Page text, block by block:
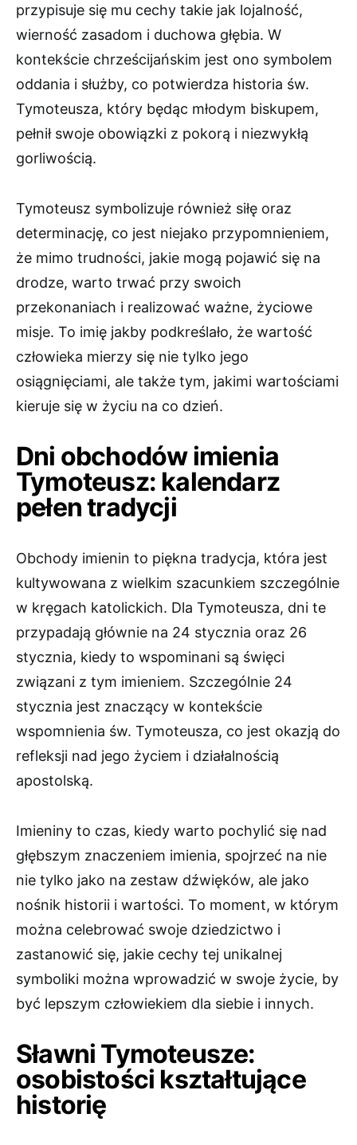
przypisuje się mu cechy takie jak lojalność,
wierność zasadom i duchowa głębia. W
kontekście chrześcijańskim jest ono symbolem
oddania i służby, co potwierdza historia św.
Tymoteusza, który będąc młodym biskupem,
pełnił swoje obowiązki z pokorą i niezwykłą
gorliwością.
Tymoteusz symbolizuje również siłę oraz
determinację, co jest niejako przypomnieniem,
że mimo trudności, jakie mogą pojawić się na
drodze, warto trwać przy swoich
przekonaniach i realizować ważne, życiowe
misje. To imię jakby podkreślało, że wartość
człowieka mierzy się nie tylko jego
osiągnięciami, ale także tym, jakimi wartościami
kieruje się w życiu na co dzień.
Dni obchodów imienia
Tymoteusz: kalendarz
pełen tradycji
Obchody imienin to piękna tradycja, która jest
kultywowana z wielkim szacunkiem szczególnie
w kręgach katolickich. Dla Tymoteusza, dni te
przypadają głównie na 24 stycznia oraz 26
stycznia, kiedy to wspominani są święci
związani z tym imieniem. Szczególnie 24
stycznia jest znaczący w kontekście
wspomnienia św. Tymoteusza, co jest okazją do
refleksji nad jego życiem i działalnością
apostolską.
Imieniny to czas, kiedy warto pochylić się nad
głębszym znaczeniem imienia, spojrzeć na nie
nie tylko jako na zestaw dźwięków, ale jako
nośnik historii i wartości. To moment, w którym
można celebrować swoje dziedzictwo i
zastanowić się, jakie cechy tej unikalnej
symboliki można wprowadzić w swoje życie, by
być lepszym człowiekiem dla siebie i innych.
Sławni Tymoteusze:
osobistości kształtujące
historię